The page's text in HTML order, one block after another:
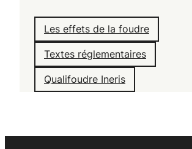
Les effets de la foudre
Textes réglementaires
Qualifoudre Ineris